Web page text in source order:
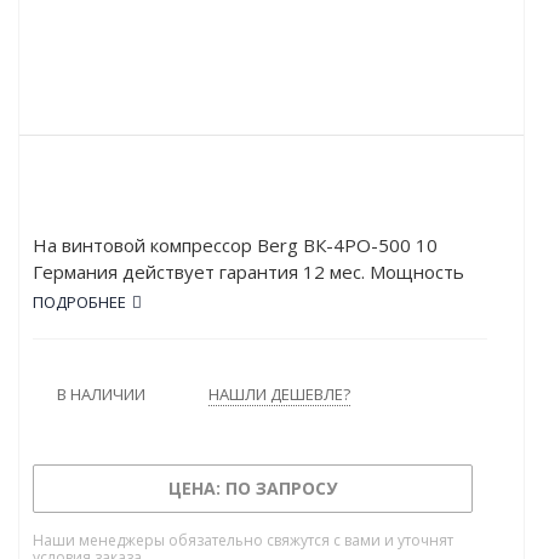
На винтовой компрессор Berg ВК-4РО-500 10
Германия действует гарантия 12 мес. Мощность
двигателя ВК-4РО-500 10 составляет 4 кВт, а
ПОДРОБНЕЕ
В НАЛИЧИИ НАШЛИ ДЕШЕВЛЕ?
ЦЕНА: ПО ЗАПРОСУ
Наши менеджеры обязательно свяжутся с вами и уточнят